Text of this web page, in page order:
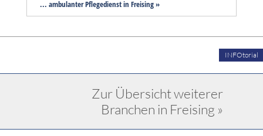
... ambulanter Pflegedienst in Freising »
INFOtorial
Zur Übersicht weiterer
Branchen in Freising »